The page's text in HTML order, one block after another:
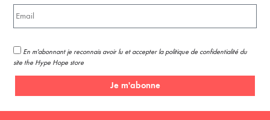
En m'abonnant je reconnais avoir lu et accepter la politique de confidentialité du
site the Hype Hope store
Je m'abonne